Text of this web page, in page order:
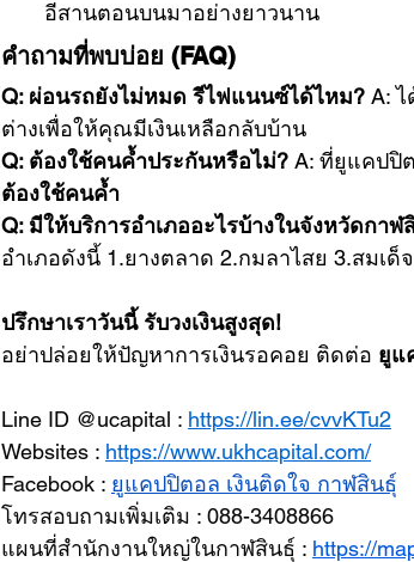
อีสานตอนบนมาอย่างยาวนาน
คำถามที่พบบ่อย (FAQ)
Q: ผ่อนรถยังไม่หมด รีไฟแนนซ์ได้ไหม? A:
ต่างเพื่อให้คุณมีเงินเหลือกลับบ้าน
Q: ต้องใช้คนค้ำประกันหรือไม่? A: ที่ยูแคปปิ
ต้องใช้คนค้ำ
Q: มีให้บริการอำเภออะไรบ้างในจังหวัดกาฬ
อำเภอดังนี้ 1.ยางตลาด 2.กมลาไสย 3.สมเ
ปรึกษาเราวันนี้ รับวงเงินสูงสุด!
อย่าปล่อยให้ปัญหาการเงินรอคอย ติดต่อ ยูแ
Line ID @ucapital : https://lin.ee/cvvKTu2
Websites : https://www.ukhcapital.com/
Facebook : ยูแคปปิตอล เงินติดใจ กาฬสินธุ์
โทรสอบถามเพิ่มเติม : 088-3408866
แผนที่สำนักงานใหญ่ในกาฬสินธุ์ : https://